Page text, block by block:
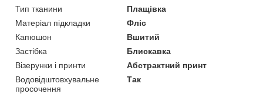
Тип тканини
Плащівка
Матеріал підкладки
Фліс
Капюшон
Вшитий
Застібка
Блискавка
Візерунки і принти
Абстрактний принт
Водовідштовхувальне
просочення
Так